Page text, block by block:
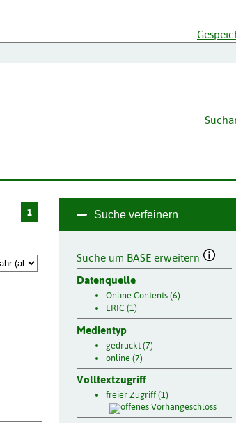
1 Suche verfeinern
Suche um BASE erweitern
Datenquelle
Online Contents (6)
ERIC (1)
Medientyp
gedruckt (7)
online (7)
Volltextzugriff
freier Zugriff (1)